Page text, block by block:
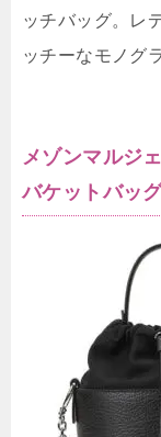
ッチバッグ。レ
ッチーなモノグ
メゾンマルジ
バケットバッ